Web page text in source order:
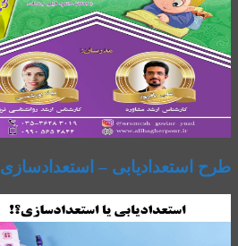
طرح استعدادیابی – استعدادسازی